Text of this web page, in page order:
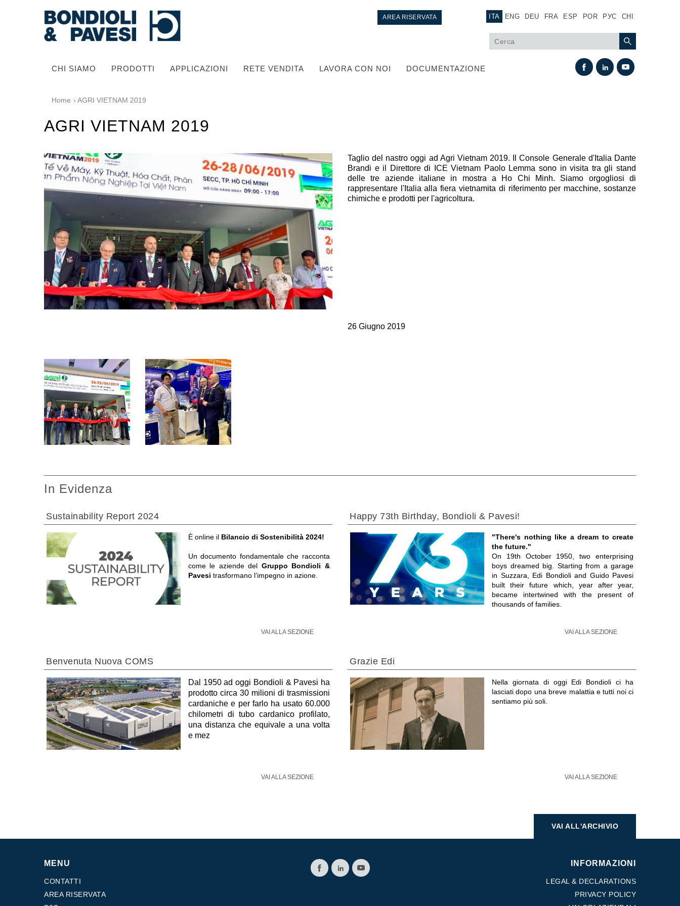
ITA ENG DEU FRA ESP POR РУС CHI
AREA RISERVATA
CHI SIAMO PRODOTTI APPLICAZIONI RETE VENDITA LAVORA CON NOI DOCUMENTAZIONE
Trasmissione di potenza
Scatole ingranaggi Standard
Scatole ingranaggi prodotte per Bondioli & Pavesi
Scatole ingranaggi ad assi paralleli
Scatole ingranaggi Speciali
Scatole Pump Drive
Frizioni multidisco a comando idraulico
Pompe e motori ad ingranaggi
Pompe e motori a pistoni assiali
Controllo
Circuiti idraulici Integrati
Valvole di controllo direzionale
Valvole a cartuccia
Valvole in linea
Servocomandi
Componenti Elettronici per Sistemi di Controllo
Scambio termico
Home › AGRI VIETNAM 2019
AGRI VIETNAM 2019
Taglio del nastro oggi ad Agri Vietnam 2019. Il Console Generale d'Italia Dante
Brandi e il Direttore di ICE Vietnam Paolo Lemma sono in visita tra gli stand
delle tre aziende italiane in mostra a Ho Chi Minh. Siamo orgogliosi di
rappresentare l'Italia alla fiera vietnamita di riferimento per macchine, sostanze
chimiche e prodotti per l'agricoltura.
26 Giugno 2019
In Evidenza
Sustainability Report 2024
È online il Bilancio di Sostenibilità 2024!
Un documento fondamentale che racconta
come le aziende del Gruppo Bondioli &
Pavesi trasformano l’impegno in azione.
VAI ALLA SEZIONE
Happy 73th Birthday, Bondioli & Pavesi!
"There's nothing like a dream to create
the future."
On 19th October 1950, two enterprising
boys dreamed big. Starting from a garage
in Suzzara, Edi Bondioli and Guido Pavesi
built their future which, year after year,
became intertwined with the present of
thousands of families.
VAI ALLA SEZIONE
Benvenuta Nuova COMS
Dal 1950 ad oggi Bondioli & Pavesi ha
prodotto circa 30 milioni di trasmissioni
cardaniche e per farlo ha usato 60.000
chilometri di tubo cardanico profilato,
una distanza che equivale a una volta
e mez
VAI ALLA SEZIONE
Grazie Edi
Nella giornata di oggi Edi Bondioli ci ha
lasciati dopo una breve malattia e tutti noi ci
sentiamo più soli.
VAI ALLA SEZIONE
VAI ALL'ARCHIVIO
MENU
CONTATTI
AREA RISERVATA
INFORMAZIONI
LEGAL & DECLARATIONS
PRIVACY POLICY